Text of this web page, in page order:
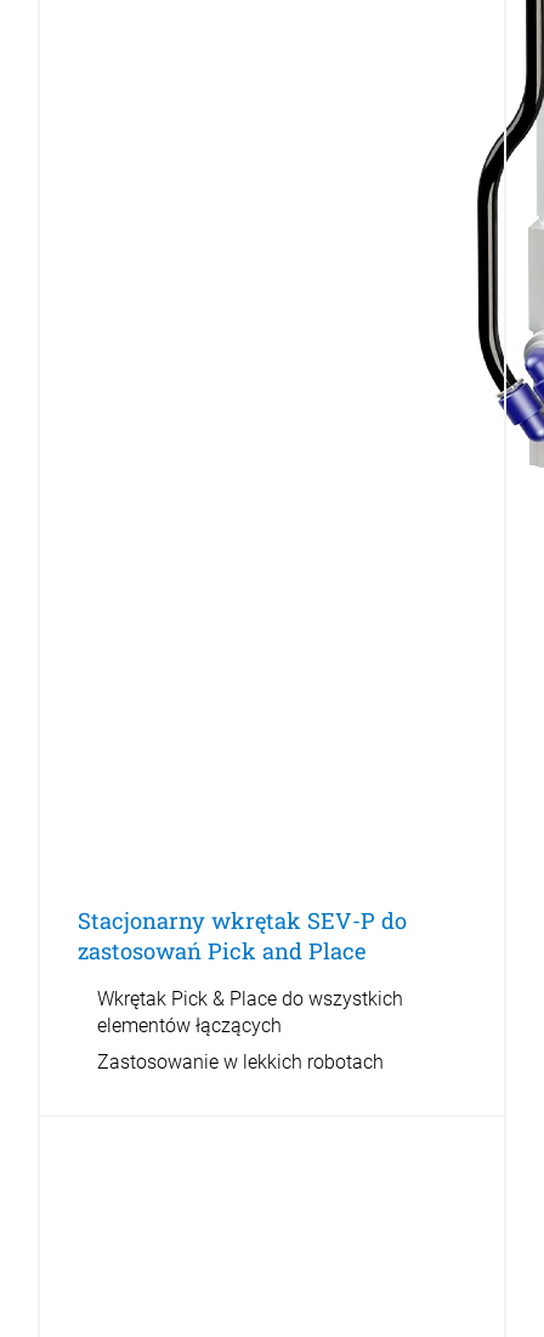
Stacjonarny wkrętak SEV-P do
zastosowań Pick and Place
Wkrętak Pick & Place do wszystkich
elementów łączących
Zastosowanie w lekkich robotach